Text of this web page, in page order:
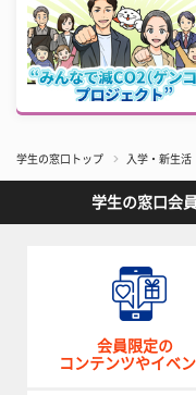
学生の窓口トップ 入学・新生活
学生の窓口会
会員限定の
コンテンツやイベ